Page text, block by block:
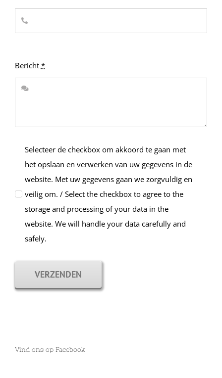
Bericht *
Selecteer de checkbox om akkoord te gaan met
het opslaan en verwerken van uw gegevens in de
website. Met uw gegevens gaan we zorgvuldig en
veilig om. / Select the checkbox to agree to the
storage and processing of your data in the
website. We will handle your data carefully and
safely.
VERZENDEN
Vind ons op Facebook